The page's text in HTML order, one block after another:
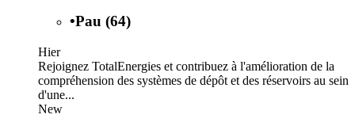
•Pau (64)
Hier
Rejoignez TotalEnergies et contribuez à l'amélioration de la
compréhension des systèmes de dépôt et des réservoirs au sein
d'une...
New